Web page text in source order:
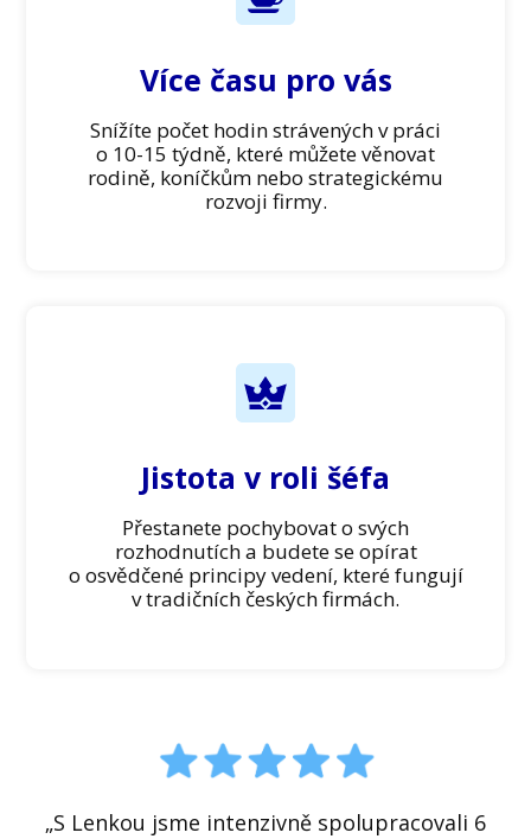
Více času pro vás
Snížíte počet hodin strávených v práci
o 10-15 týdně, které můžete věnovat
rodině, koníčkům nebo strategickému
rozvoji firmy.
Jistota v roli šéfa
Přestanete pochybovat o svých
rozhodnutích a budete se opírat
o osvědčené principy vedení, které fungují
v tradičních českých firmách.
„S Lenkou jsme intenzivně spolupracovali 6